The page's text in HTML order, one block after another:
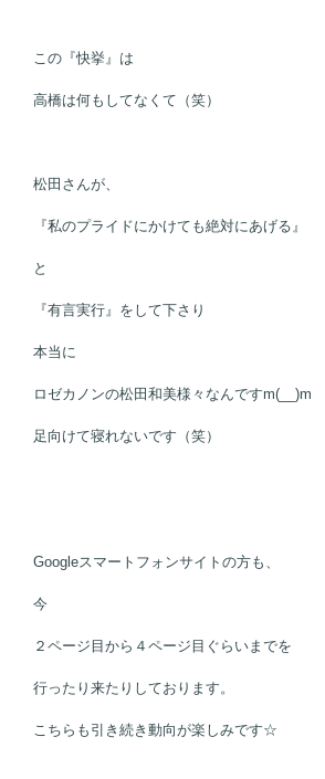
この『快挙』は
高橋は何もしてなくて（笑）
松田さんが、
『私のプライドにかけても絶対にあげる』
と
『有言実行』をして下さり
本当に
ロゼカノンの松田和美様々なんですm(__)m
足向けて寝れないです（笑）
Googleスマートフォンサイトの方も、
今
２ページ目から４ページ目ぐらいまでを
行ったり来たりしております。
こちらも引き続き動向が楽しみです☆